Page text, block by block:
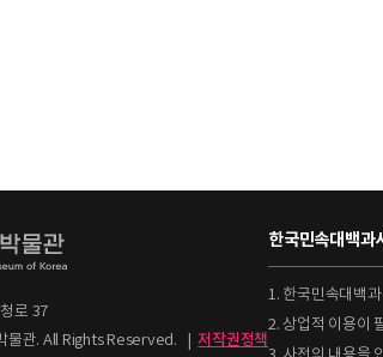
로 37
관. All Rights Reserved.
| 저작권정책
한국민속대백과
1. 한국민속대백
2. 상업적 이용이